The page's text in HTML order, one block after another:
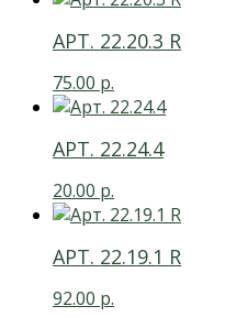
АРТ. 22.20.3 R
75.00 р.
АРТ. 22.24.4
20.00 р.
АРТ. 22.19.1 R
92.00 р.